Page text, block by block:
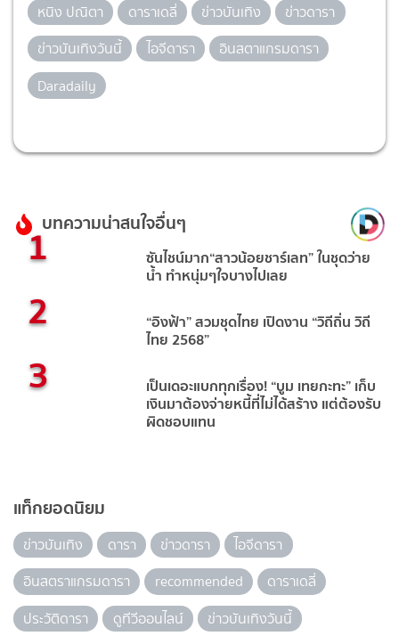
หนิง ปณิตา ดาราเดลี่ ข่าวบันเทิง
ข่าวดารา
ข่าวบันเทิงวันนี้
ไอจีดารา
อินสตาแกรมดารา
Daradaily
บทความน่าสนใจอื่นๆ
1 ซันไชน์มาก“สาวน้อยชาร์เลท” ในชุดว่าย
น้ำ ทำหนุ่มๆใจบางไปเลย
2 “อิงฟ้า” สวมชุดไทย เปิดงาน “วิถีถิ่น วิถี
ไทย 2568”
3 เป็นเดอะแบกทุกเรื่อง! “บูม เทยกะทะ” เก็บ
เงินมาต้องจ่ายหนี้ที่ไม่ได้สร้าง แต่ต้องรับ
ผิดชอบแทน
แท็กยอดนิยม
ข่าวบันเทิง ดารา ข่าวดารา
ไอจีดารา
อินสตราแกรมดารา
recommended
ดาราเดลี่
ประวัติดารา
ดูทีวีออนไลน์ ข่าวบันเทิงวันนี้